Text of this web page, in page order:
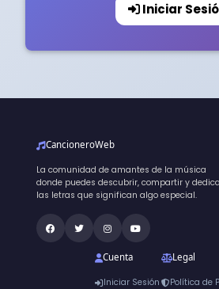
Iniciar
CancioneroWeb
La comunidad de amantes de la música
donde puedes descubrir, compartir y
las letras que significan algo especial.
Cuenta
Iniciar Sesión
Legal
Política de